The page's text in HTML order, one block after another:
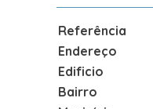
Referência
Endereço
Edificio
Bairro